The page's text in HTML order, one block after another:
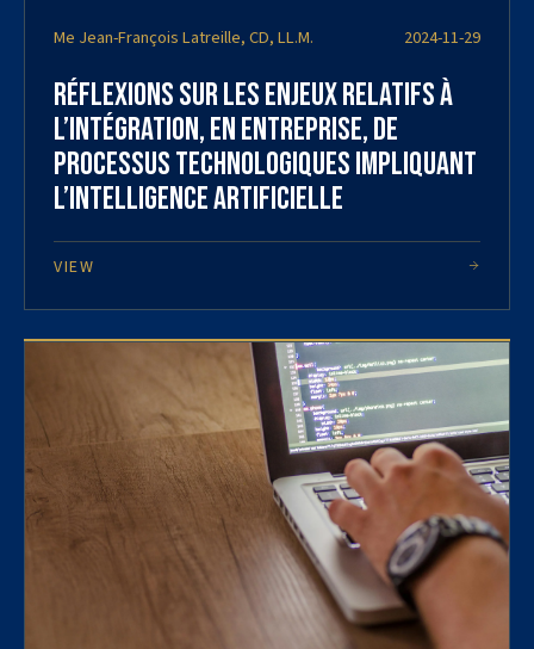
Me Jean-François Latreille, CD, LL.M. 2024-11-29
Réflexions sur les enjeux relatifs à
l’intégration, en entreprise, de
processus technologiques impliquant
l’intelligence artificielle
VIEW